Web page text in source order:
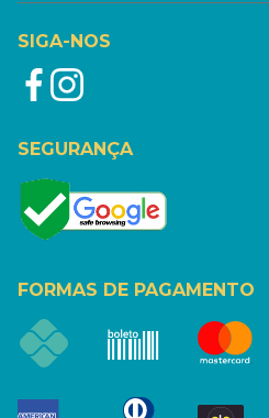
SIGA-NOS
SEGURANÇA
FORMAS DE PAGAMENTO